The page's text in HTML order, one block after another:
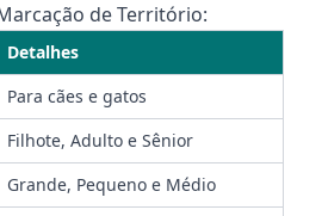
de Território:
Detalhes
Para cães e gatos
Filhote, Adulto e Sênior
Grande, Pequeno e Médio